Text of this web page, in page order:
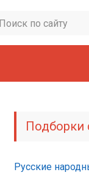
Подборки
Русские